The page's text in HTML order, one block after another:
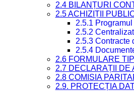
2.4 BILANȚURI
2.5 ACHIZIȚII
2.5.1
2.5.2
2.5.3 Contracte
2.5.4
2.6 FORMULARE TIP
2.7 DECLARAȚII DE
2.8 COMISIA
2.9. PROTECȚIA